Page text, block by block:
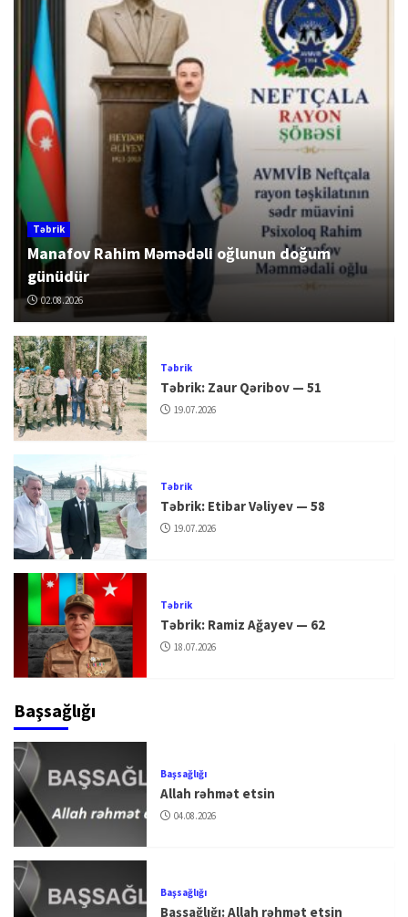
Təbrik
Manafov Rahim Məmədəli oğlunun doğum
günüdür
02.08.2026
Təbrik
Təbrik: Zaur Qəribov — 51
19.07.2026
Təbrik
Təbrik: Etibar Vəliyev — 58
19.07.2026
Təbrik
Təbrik: Ramiz Ağayev — 62
18.07.2026
Başsağlığı
Başsağlığı
Allah rəhmət etsin
04.08.2026
Başsağlığı
Başsağlığı: Allah rəhmət etsin